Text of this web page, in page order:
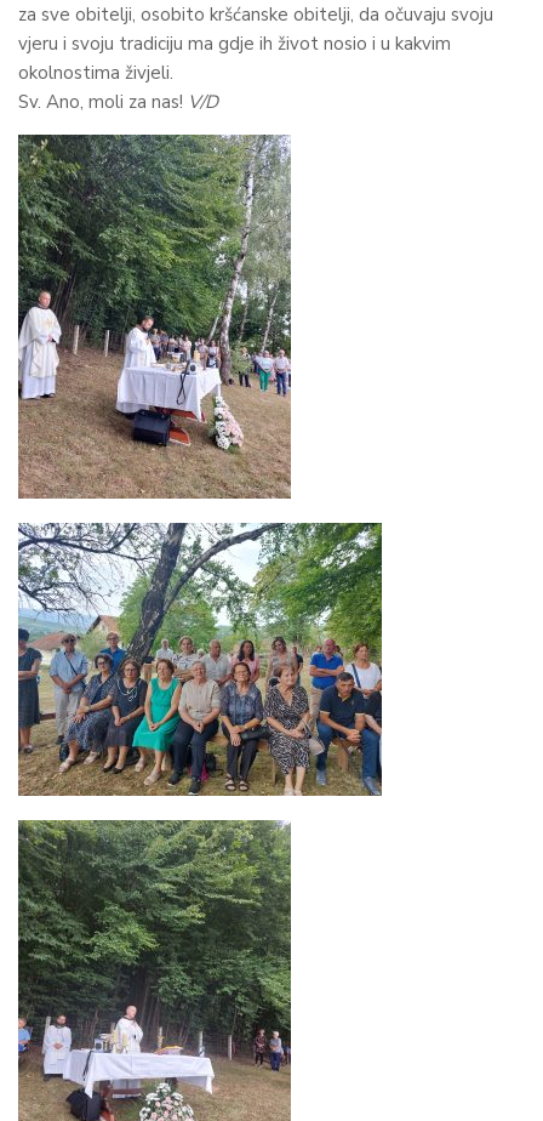
za sve obitelji, osobito kršćanske obitelji, da očuvaju svoju
vjeru i svoju tradiciju ma gdje ih život nosio i u kakvim
okolnostima živjeli.
Sv. Ano, moli za nas! V/D